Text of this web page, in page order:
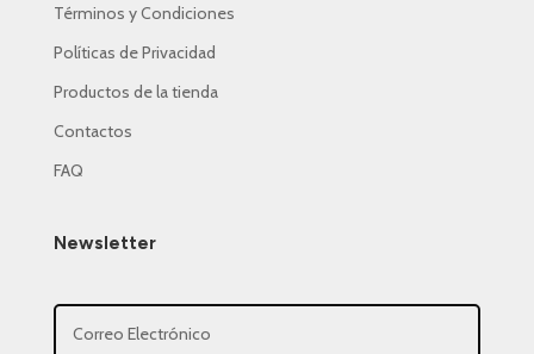
Términos y Condiciones
Políticas de Privacidad
Productos de la tienda
Contactos
FAQ
Newsletter